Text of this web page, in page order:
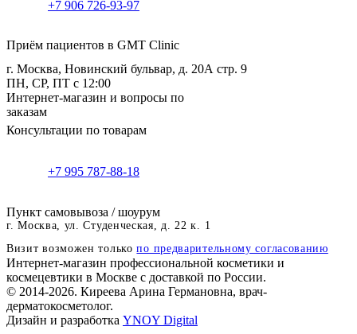
+7 906 726-93-97
Приём пациентов в GMT Clinic
г. Москва, Новинский бульвар, д. 20А стр. 9
ПН, СР, ПТ с 12:00
Интернет-магазин и вопросы по
заказам
Консультации по товарам
+7 995 787-88-18
Пункт самовывоза / шоурум
г. Москва, ул. Студенческая, д. 22 к. 1
Визит возможен толькопо предварительному согласованию
Интернет-магазин профессиональной косметики и
космецевтики в Москве с доставкой по России.
© 2014-2026. Киреева Арина Германовна, врач-
дерматокосметолог.
Дизайн и разработка YNOY Digital